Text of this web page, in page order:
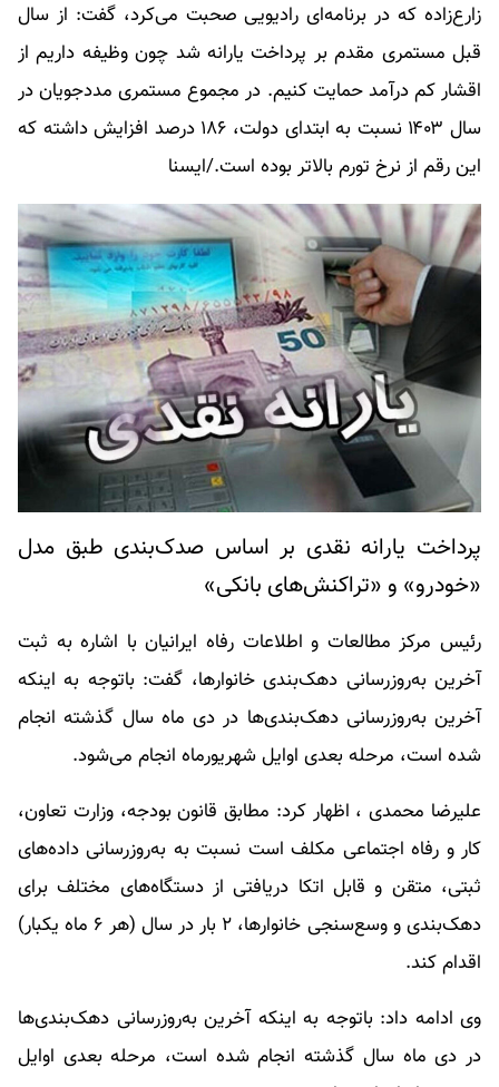
زارع‌زاده که در برنامه‌ای رادیویی صحبت می‌کرد، گفت: از سال
قبل مستمری مقدم بر پرداخت یارانه شد چون وظیفه داریم از
اقشار کم درآمد حمایت کنیم. در مجموع مستمری مددجویان در
سال ۱۴۰۳ نسبت به ابتدای دولت، ۱۸۶ درصد افزایش داشته که
این رقم از نرخ تورم بالاتر بوده است./ایسنا
پرداخت یارانه نقدی بر اساس صدک‌بندی طبق مدل
«خودرو» و «تراکنش‌های بانکی»
رئیس مرکز مطالعات و اطلاعات رفاه ایرانیان با اشاره به ثبت
آخرین به‌روزرسانی دهک‌بندی خانوارها، گفت: باتوجه به اینکه
آخرین به‌روزرسانی دهک‌بندی‌ها در دی ماه سال گذشته انجام
شده است، مرحله بعدی اوایل شهریورماه انجام می‌شود.
علیرضا محمدی ، اظهار کرد: مطابق قانون بودجه، وزارت تعاون،
کار و رفاه اجتماعی مکلف است نسبت به به‌روزرسانی داده‌های
ثبتی، متقن و قابل اتکا دریافتی از دستگاه‌های مختلف برای
دهک‌بندی و وسع‌سنجی خانوارها، ۲ بار در سال (هر ۶ ماه یکبار)
اقدام کند.
وی ادامه داد: باتوجه به اینکه آخرین به‌روزرسانی دهک‌بندی‌ها
در دی ماه سال گذشته انجام شده است، مرحله بعدی اوایل